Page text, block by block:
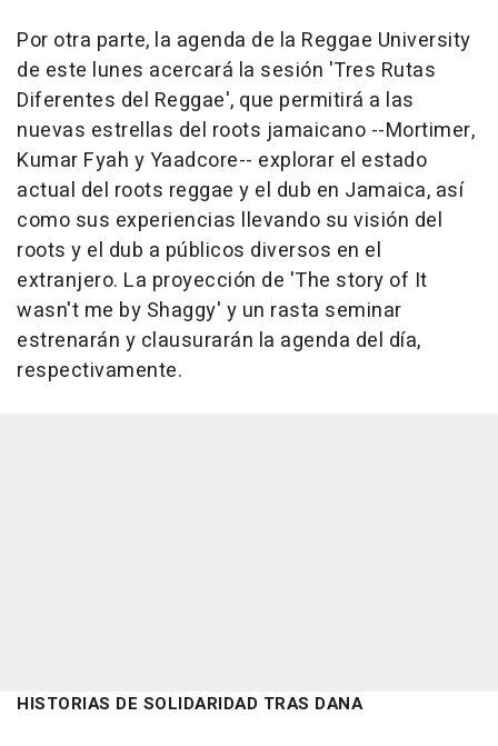
Por otra parte, la agenda de la Reggae University
de este lunes acercará la sesión 'Tres Rutas
Diferentes del Reggae', que permitirá a las
nuevas estrellas del roots jamaicano --Mortimer,
Kumar Fyah y Yaadcore-- explorar el estado
actual del roots reggae y el dub en Jamaica, así
como sus experiencias llevando su visión del
roots y el dub a públicos diversos en el
extranjero. La proyección de 'The story of It
wasn't me by Shaggy' y un rasta seminar
estrenarán y clausurarán la agenda del día,
respectivamente.
HISTORIAS DE SOLIDARIDAD TRAS DANA